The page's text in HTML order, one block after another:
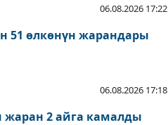
06.08.2026 17:22
51 өлкөнүн жарандары
06.08.2026 17:18
жаран 2 айга камалды